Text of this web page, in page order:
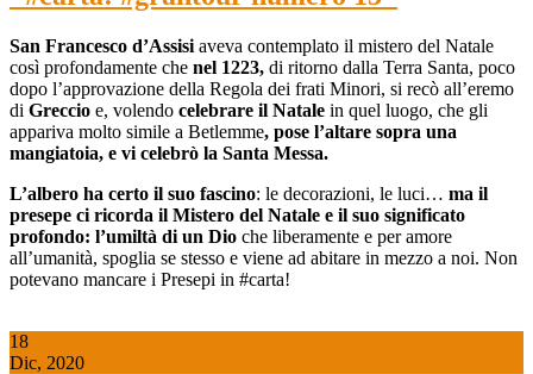
San Francesco d’Assisi aveva contemplato il mistero del Natale
così profondamente che nel 1223, di ritorno dalla Terra Santa, poco
dopo l’approvazione della Regola dei frati Minori, si recò all’eremo
di Greccio e, volendo celebrare il Natale in quel luogo, che gli
appariva molto simile a Betlemme, pose l’altare sopra una
mangiatoia, e vi celebrò la Santa Messa.
L’albero ha certo il suo fascino: le decorazioni, le luci… ma il
presepe ci ricorda il Mistero del Natale e il suo significato
profondo: l’umiltà di un Dio che liberamente e per amore
all’umanità, spoglia se stesso e viene ad abitare in mezzo a noi. Non
potevano mancare i Presepi in #carta!
18
Dic, 2020